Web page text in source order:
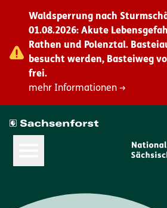
Waldsperrung nach
01.08.2026: Akute
Rathen und Polenztal.
besucht werden, Basteiweg
frei.
mehr Informationen →